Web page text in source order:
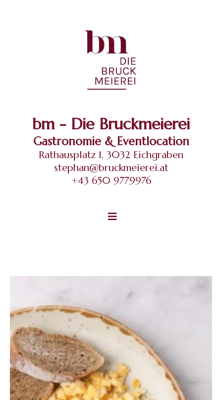
bm - Die Bruckmeierei
Gastronomie & Eventlocation
Rathausplatz 1, 3032 Eichgraben
stephan@bruckmeierei.at
+43 650 9779976